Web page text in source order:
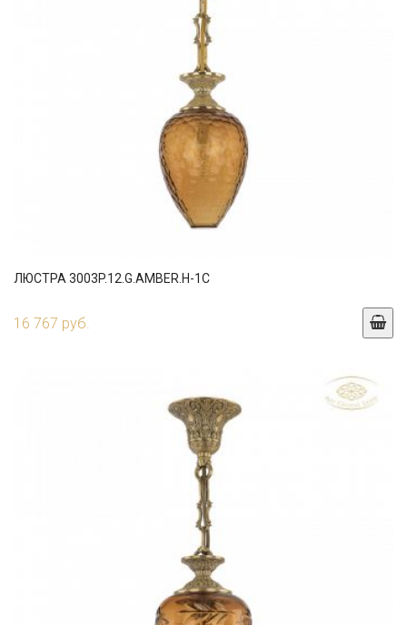
ЛЮСТРА 3003P.12.G.AMBER.H-1C
16 767 руб.